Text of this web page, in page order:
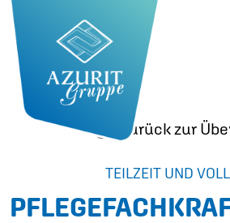
Zurück zur
TEILZEIT UND